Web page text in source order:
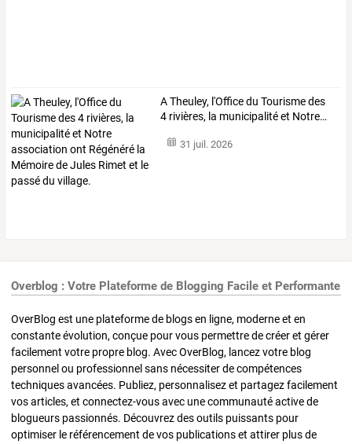
ATheuley, l'Officedu Tourismedes
4 rivières, la municipalitéet Notre…
31 juil. 2026
Overblog : Votre Plateforme de Blogging Facile et Performante
OverBlog est une plateforme de blogs en ligne, moderne et en
constante évolution, conçue pour vous permettre de créer et gérer
facilement votre propre blog. Avec OverBlog, lancez votre blog
personnel ou professionnel sans nécessiter de compétences
techniques avancées. Publiez, personnalisez et partagez facilement
vos articles, et connectez-vous avec une communauté active de
blogueurs passionnés. Découvrez des outils puissants pour
optimiser le référencement de vos publications et attirer plus de